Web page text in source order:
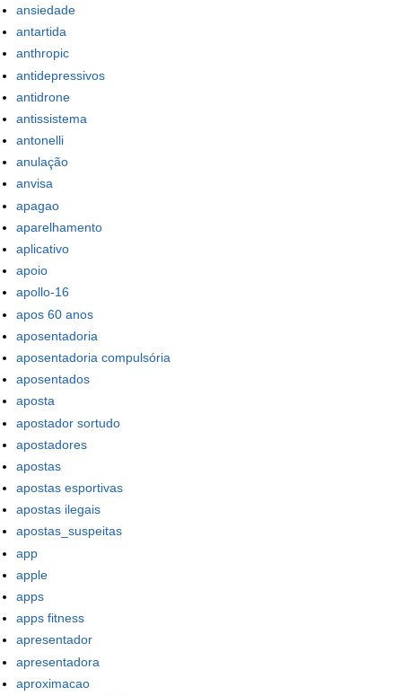
ansiedade
antartida
anthropic
antidepressivos
antidrone
antissistema
antonelli
anulação
anvisa
apagao
aparelhamento
aplicativo
apoio
apollo-16
apos 60 anos
aposentadoria
aposentadoria compulsória
aposentados
aposta
apostador sortudo
apostadores
apostas
apostas esportivas
apostas ilegais
apostas_suspeitas
app
apple
apps
apps fitness
apresentador
apresentadora
aproximacao